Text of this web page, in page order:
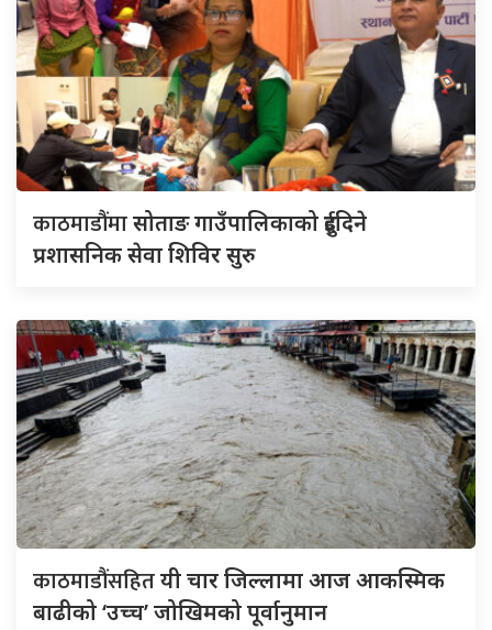
काठमाडौंमासोताङ गाउँपालिकाको दुईदिने
प्रशासनिक सेवा शिविर सुरु
काठमाडौंसहितयी चार जिल्लामा आज आकस्मिक
बाढीको ‘उच्च’ जोखिमको पूर्वानुमान